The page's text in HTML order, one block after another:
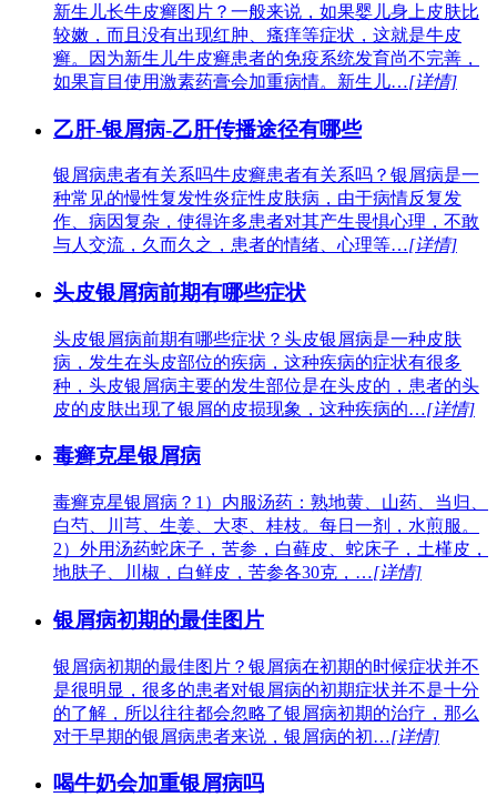
新生儿长牛皮癣图片？一般来说，如果婴儿身上皮肤比
较嫩，而且没有出现红肿、瘙痒等症状，这就是牛皮
癣。因为新生儿牛皮癣患者的免疫系统发育尚不完善，
如果盲目使用激素药膏会加重病情。新生儿…[详情]
乙肝-银屑病-乙肝传播途径有哪些
银屑病患者有关系吗牛皮癣患者有关系吗？银屑病是一
种常见的慢性复发性炎症性皮肤病，由于病情反复发
作、病因复杂，使得许多患者对其产生畏惧心理，不敢
与人交流，久而久之，患者的情绪、心理等…[详情]
头皮银屑病前期有哪些症状
头皮银屑病前期有哪些症状？头皮银屑病是一种皮肤
病，发生在头皮部位的疾病，这种疾病的症状有很多
种，头皮银屑病主要的发生部位是在头皮的，患者的头
皮的皮肤出现了银屑的皮损现象，这种疾病的…[详情]
毒癣克星银屑病
毒癣克星银屑病？1）内服汤药：熟地黄、山药、当归、
白芍、川芎、生姜、大枣、桂枝。每日一剂，水煎服。
2）外用汤药蛇床子，苦参，白藓皮、蛇床子，土槿皮，
地肤子、川椒，白鲜皮，苦参各30克，…[详情]
银屑病初期的最佳图片
银屑病初期的最佳图片？银屑病在初期的时候症状并不
是很明显，很多的患者对银屑病的初期症状并不是十分
的了解，所以往往都会忽略了银屑病初期的治疗，那么
对于早期的银屑病患者来说，银屑病的初…[详情]
喝牛奶会加重银屑病吗